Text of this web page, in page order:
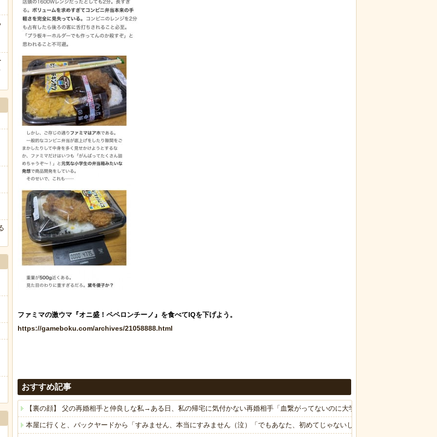
https://gameboku.com/archives/21058888.html
おすすめ記事
【裏の顔】 父の再婚相手と仲良しな私→ある日、私の帰宅に気付かない再婚相手「血繋がってないのに大学費用出さなきゃいけな
本屋に行くと、バックヤードから「すみません、本当にすみません（泣）「でもあなた、初めてじゃないしね、うちだけじゃどうし